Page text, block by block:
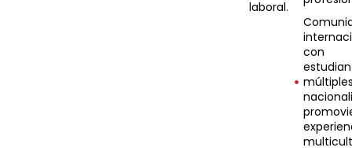
laboral.
con